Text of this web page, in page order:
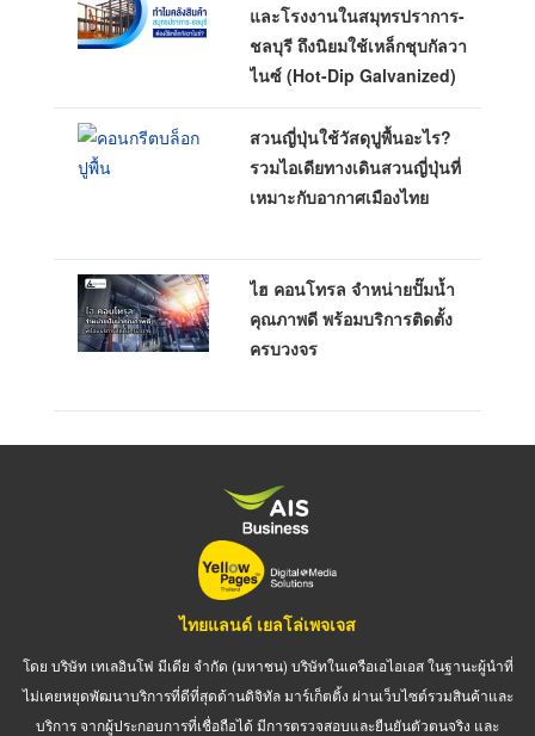
และโรงงานในสมุทรปราการ-
ชลบุรี ถึงนิยมใช้เหล็กชุบกัลวา
ไนซ์ (Hot-Dip Galvanized)
สวนญี่ปุ่นใช้วัสดุปูพื้นอะไร?
รวมไอเดียทางเดินสวนญี่ปุ่นที่
เหมาะกับอากาศเมืองไทย
ไฮ คอนโทรล จำหน่ายปั๊มน้ำ
คุณภาพดี พร้อมบริการติดตั้ง
ครบวงจร
ไทยแลนด์ เยลโล่เพจเจส
โดย บริษัท เทเลอินโฟ มีเดีย จำกัด (มหาชน) บริษัทในเครือเอไอเอส ในฐานะผู้นำที่
ไม่เคยหยุดพัฒนาบริการที่ดีที่สุดด้านดิจิทัล มาร์เก็ตติ้ง ผ่านเว็บไซต์รวมสินค้าและ
บริการ จากผู้ประกอบการที่เชื่อถือได้ มีการตรวจสอบและยืนยันตัวตนจริง และ